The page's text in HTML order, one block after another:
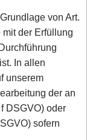
von Art.
der Erfüllung
In allen
unserem
der an
DSGVO) oder
sofern